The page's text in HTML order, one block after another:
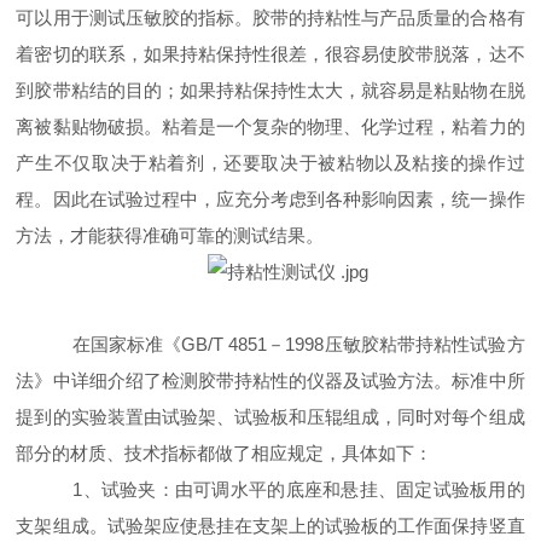
可以用于测试压敏胶的指标。胶带的持粘性与产品质量的合格有
着密切的联系，如果持粘保持性很差，很容易使胶带脱落，达不
到胶带粘结的目的；如果持粘保持性太大，就容易是粘贴物在脱
离被黏贴物破损。粘着是一个复杂的物理、化学过程，粘着力的
产生不仅取决于粘着剂，还要取决于被粘物以及粘接的操作过
程。因此在试验过程中，应充分考虑到各种影响因素，统一操作
方法，才能获得准确可靠的测试结果。
在国家标准《GB/T 4851－1998压敏胶粘带持粘性试验方
法》中详细介绍了检测胶带持粘性的仪器及试验方法。标准中所
提到的实验装置由试验架、试验板和压辊组成，同时对每个组成
部分的材质、技术指标都做了相应规定，具体如下：
1、试验夹：由可调水平的底座和悬挂、固定试验板用的
支架组成。试验架应使悬挂在支架上的试验板的工作面保持竖直